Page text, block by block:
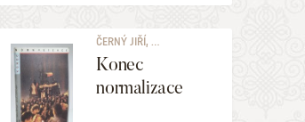
ČERNÝ JIŘÍ, ...
Konec
normalizace